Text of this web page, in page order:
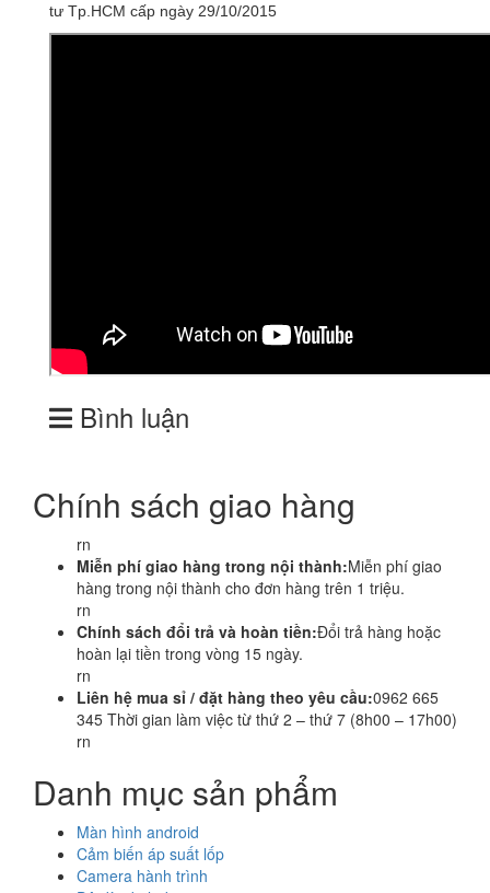
tư Tp.HCM cấp ngày 29/10/2015
Bình luận
Chính sách giao hàng
rn
Miễn phí giao hàng trong nội thành:Miễn phí giao
hàng trong nội thành cho đơn hàng trên 1 triệu.
rn
Chính sách đổi trả và hoàn tiền:Đổi trả hàng hoặc
hoàn lại tiền trong vòng 15 ngày.
rn
Liên hệ mua sỉ / đặt hàng theo yêu cầu:0962 665
345 Thời gian làm việc từ thứ 2 – thứ 7 (8h00 – 17h00)
rn
Danh mục sản phẩm
Màn hình android
Cảm biến áp suất lốp
Camera hành trình